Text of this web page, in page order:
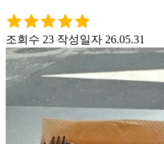
조회수 23 작성일자 26.05.31